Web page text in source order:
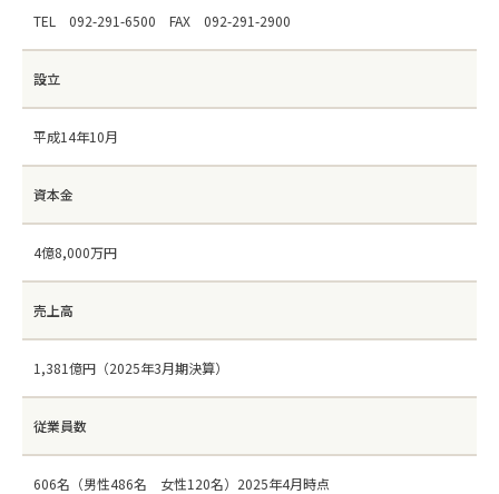
TEL 092-291-6500 FAX 092-291-2900
設立
平成14年10月
資本金
4億8,000万円
売上高
1,381億円（2025年3月期決算）
従業員数
606名（男性486名 女性120名）2025年4月時点